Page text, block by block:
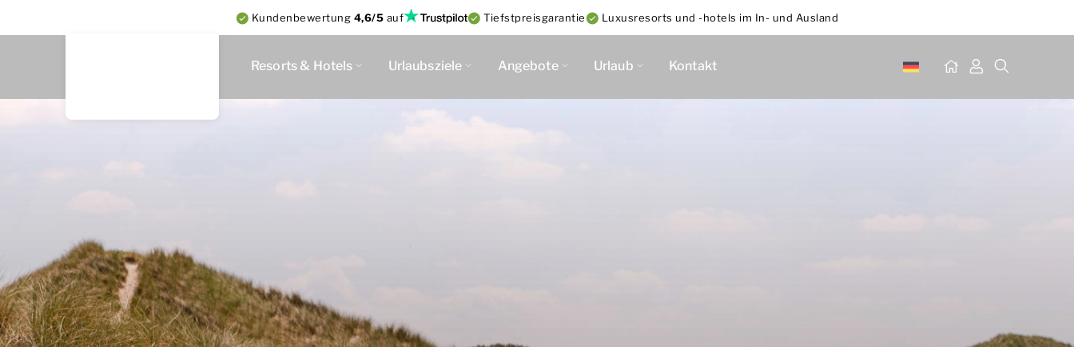
Kundenbewertung 4,6/5 auf Tiefstpreisgarantie Luxusresorts und -hotels im In- und Ausland
Resorts & Hotels Urlaubsziele Angebote Urlaub Kontakt